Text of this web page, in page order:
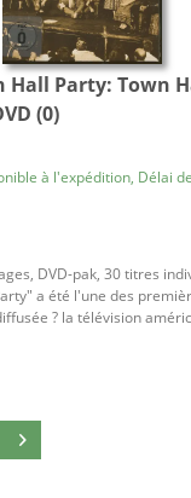
Hall Party: Town
(0)
à l'expédition, Délai
DVD-pak, 30 titres
a été l'une des
? la télévision